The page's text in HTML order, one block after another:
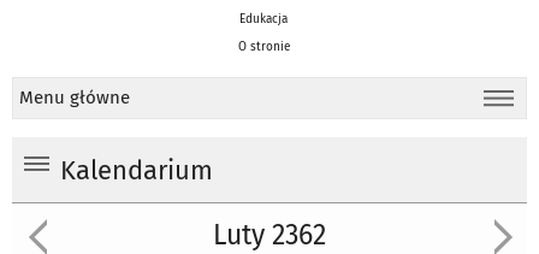
Edukacja
O stronie
Menu główne
Kalendarium
Luty 2362